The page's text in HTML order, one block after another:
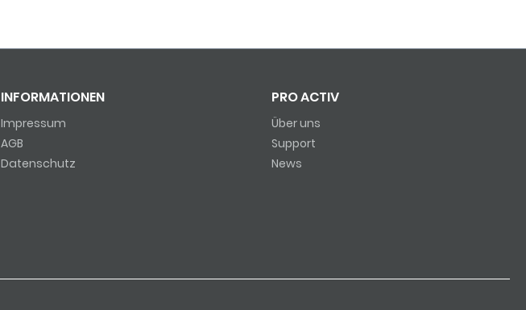
INFORMATIONEN
Impressum
AGB
Datenschutz
PRO ACTIV
Über uns
Support
News